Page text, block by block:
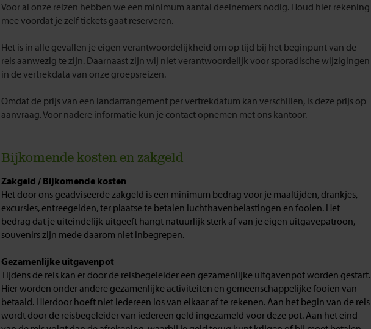
Voor al onze reizen hebben we een minimum aantal deelnemers nodig. Houd hier rekening
mee voordat je zelf tickets gaat reserveren.
Het is in alle gevallen je eigen verantwoordelijkheid om op tijd bij het beginpunt van de
reis aanwezig te zijn. Daarnaast zijn wij niet verantwoordelijk voor sporadische wijzigingen
in de vertrekdata van onze groepsreizen.
Omdat de prijs van een landarrangement per vertrekdatum kan verschillen, is deze prijs op
aanvraag. Voor nadere informatie kun je contact opnemen met ons kantoor.
Bijkomende kosten en zakgeld
Zakgeld / Bijkomende kosten
Het door ons geadviseerde zakgeld is een minimum bedrag voor je maaltijden, drankjes,
excursies, entreegelden, ter plaatse te betalen luchthavenbelastingen en fooien. Het
bedrag dat je uiteindelijk uitgeeft hangt natuurlijk sterk af van je eigen uitgavepatroon,
souvenirs zijn mede daarom niet inbegrepen.
Gezamenlijke uitgavenpot
Tijdens de reis kan er door de reisbegeleider een gezamenlijke uitgavenpot worden gestart.
Hier worden onder andere gezamenlijke activiteiten en gemeenschappelijke fooien van
betaald. Hierdoor hoeft niet iedereen los van elkaar af te rekenen. Aan het begin van de reis
wordt door de reisbegeleider van iedereen geld ingezameld voor deze pot. Aan het eind